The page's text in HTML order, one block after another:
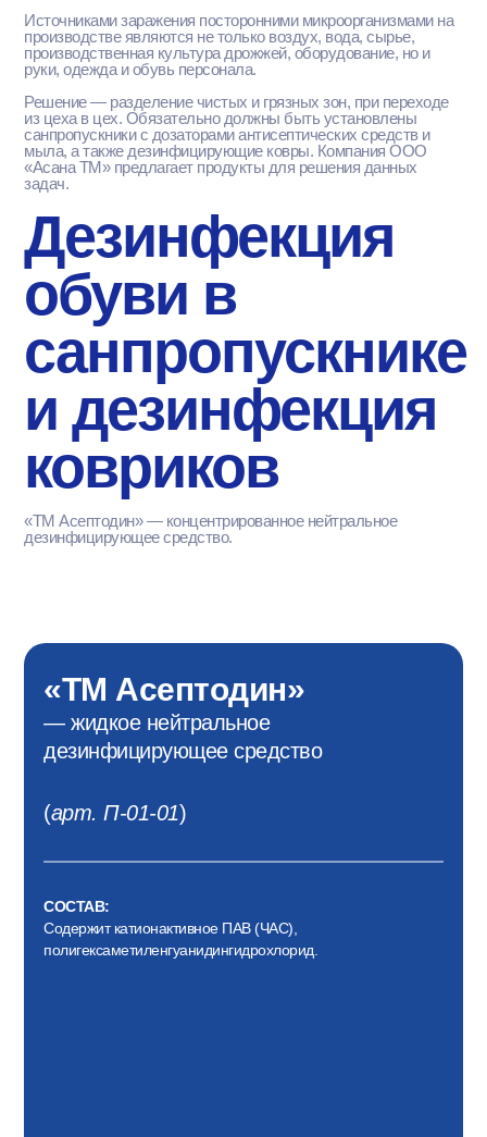
Источниками заражения посторонними микроорганизмами на
производстве являются не только воздух, вода, сырье,
производственная культура дрожжей, оборудование, но и
руки, одежда и обувь персонала.
Решение — разделение чистых и грязных зон, при переходе
из цеха в цех. Обязательно должны быть установлены
санпропускники с дозаторами антисептических средств и
мыла, а также дезинфицирующие ковры. Компания ООО
«Асана ТМ» предлагает продукты для решения данных
задач.
Дезинфекция
обуви в
санпропускнике
и дезинфекция
ковриков
«ТМ Асептодин» — концентрированное нейтральное
дезинфицирующее средство.
«ТМ Асептодин»
— жидкое нейтральное
дезинфицирующее средство
(арт. П-01-01)
СОСТАВ:
Содержит катионактивное ПАВ (ЧАС),
полигексаметиленгуанидингидрохлорид.